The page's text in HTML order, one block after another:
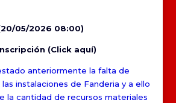
05/2026 08:00)
(Click aquí)
anteriormente la falta de
instalaciones de Fanderia y a ello
la cantidad de recursos materiales